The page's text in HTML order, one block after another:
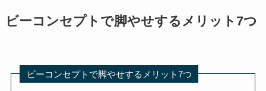
ビーコンセプトで脚やせするメリット7つ
ビーコンセプトで脚やせするメリット7つ